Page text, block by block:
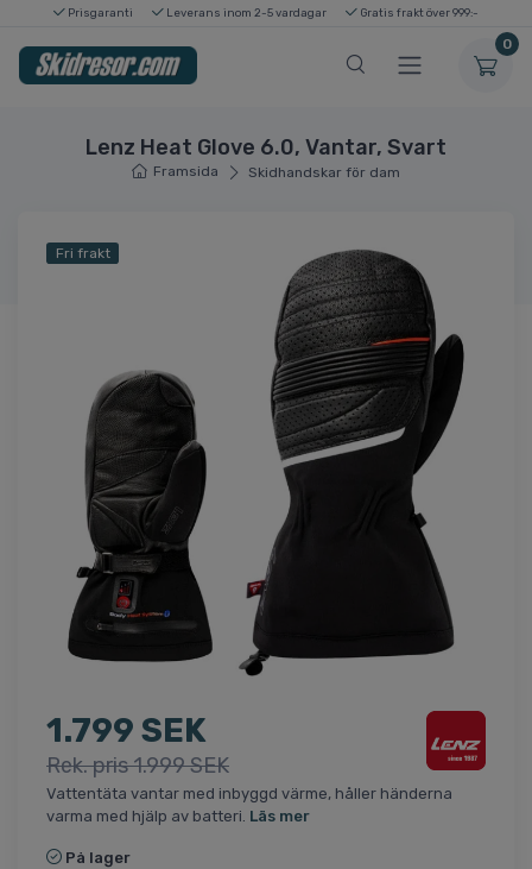
Prisgaranti Leverans inom 2-5 vardagar Gratis frakt över 999:-
0
Lenz Heat Glove 6.0, Vantar, Svart
Framsida Skidhandskar för dam
Fri frakt
1.799 SEK
Rek. pris 1.999 SEK
Vattentäta vantar med inbyggd värme, håller händerna
varma med hjälp av batteri. Läs mer
På lager